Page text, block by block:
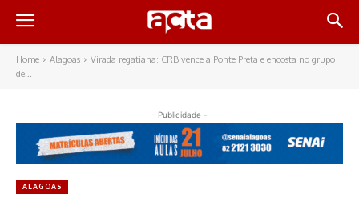
Home Alagoas
Virada regatiana: CRB vence a Ponte Preta e encosta no grupo
de...
- Publicidade -
ALAGOAS